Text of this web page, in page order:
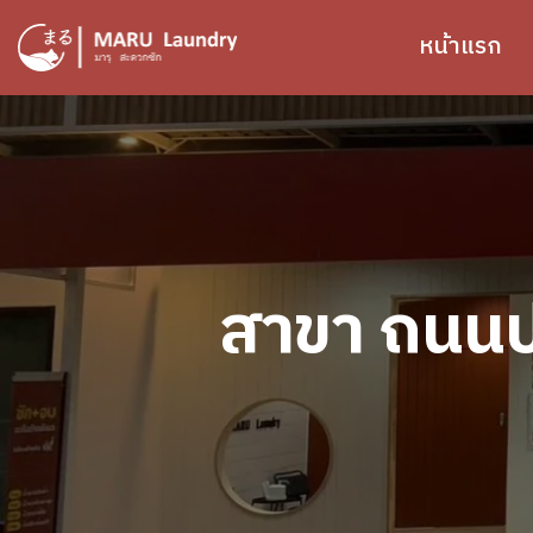
ข้ามไปยังเนื้อหาหลัก
หน้าแรก
สาขา ถน